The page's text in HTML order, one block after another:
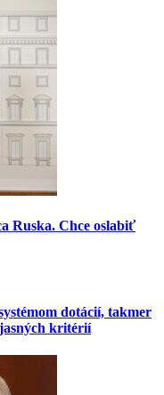
Ruska. Chce oslabiť
dotácií, takmer
kritérií